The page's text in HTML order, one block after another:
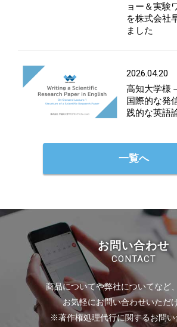
一覧へ
ョー＆実験
を株式会社
ました
2026.04.20
高知大学様
国際的な発
践的な英語
お問い合わせ
CONTACT
商品についてや弊社についてなど
お気軽にお問い合わせいただ
※著作権処理代行に関するお問い